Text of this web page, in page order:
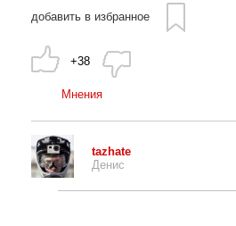
добавить в избранное
+38
Мнения
tazhate
Денис